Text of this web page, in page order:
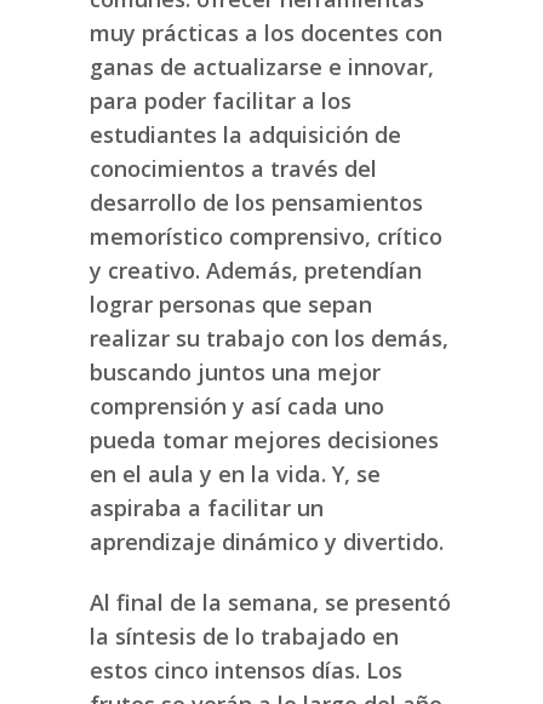
muy prácticas a los docentes con
ganas de actualizarse e innovar,
para poder facilitar a los
estudiantes la adquisición de
conocimientos a través del
desarrollo de los pensamientos
memorístico comprensivo, crítico
y creativo. Además, pretendían
lograr personas que sepan
realizar su trabajo con los demás,
buscando juntos una mejor
comprensión y así cada uno
pueda tomar mejores decisiones
en el aula y en la vida. Y, se
aspiraba a facilitar un
aprendizaje dinámico y divertido.
Al final de la semana, se presentó
la síntesis de lo trabajado en
estos cinco intensos días. Los